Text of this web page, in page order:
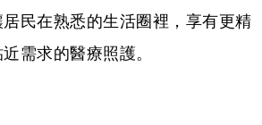
民在熟悉的生活圈裡，享有更精
需求的醫療照護。